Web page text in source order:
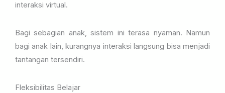
interaksi virtual.
Bagi sebagian anak, sistem ini terasa nyaman. Namun
bagi anak lain, kurangnya interaksi langsung bisa menjadi
tantangan tersendiri.
Fleksibilitas Belajar